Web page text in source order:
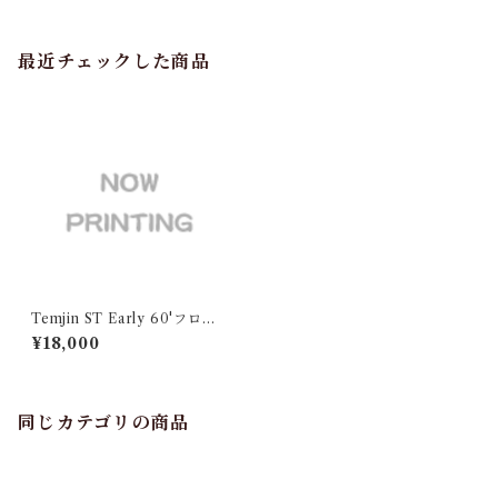
最近チェックした商品
Temjin ST Early 60'フロン
ト
¥18,000
同じカテゴリの商品